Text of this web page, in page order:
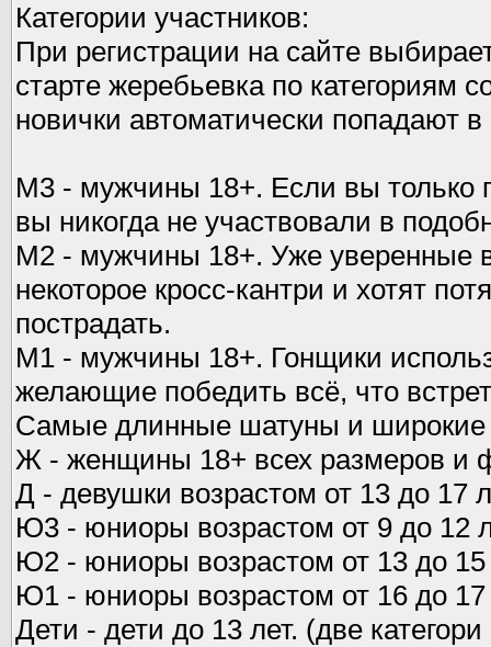
Категории участников:
При регистрации на сайте
старте жеребьевка по категориям
новички автоматически попадают
М3 - мужчины 18+. Если вы только
вы никогда не участвовали в
М2 - мужчины 18+. Уже уверенные
некоторое кросс-кантри и хотят
пострадать.
М1 - мужчины 18+. Гонщики
желающие победить всё, что
Самые длинные шатуны и широкие
Ж - женщины 18+ всех размеров и
Д - девушки возрастом от 13 до 17
Ю3 - юниоры возрастом от 9 до 12
Ю2 - юниоры возрастом от 13 до 15
Ю1 - юниоры возрастом от 16 до 17
Дети - дети до 13 лет. (две